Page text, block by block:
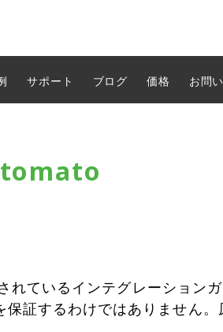
サポート ブログ 価格 お問
ているインテグレーション
証するわけではありません。